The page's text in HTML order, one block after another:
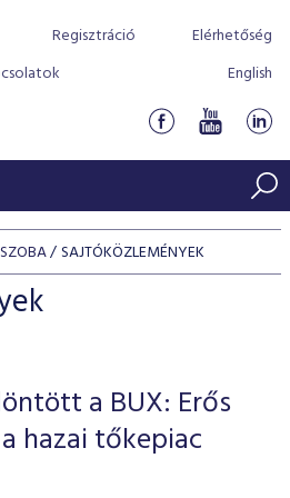
Regisztráció
Elérhetőség
English
tőzsdei bevezetését
egyszerűen
SAJTÓKÖZLEMÉNYEK
a BUX: Erős
hazai tőkepiac